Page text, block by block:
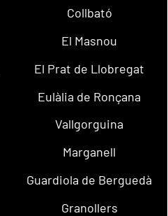
Collbató
El Masnou
El Prat de Llobregat
Eulàlia de Ronçana
Vallgorguina
Marganell
Guardiola de Berguedà
Granollers